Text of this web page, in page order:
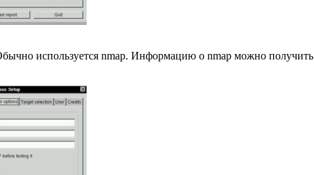
используется nmap. Информацию о nmap можно получить